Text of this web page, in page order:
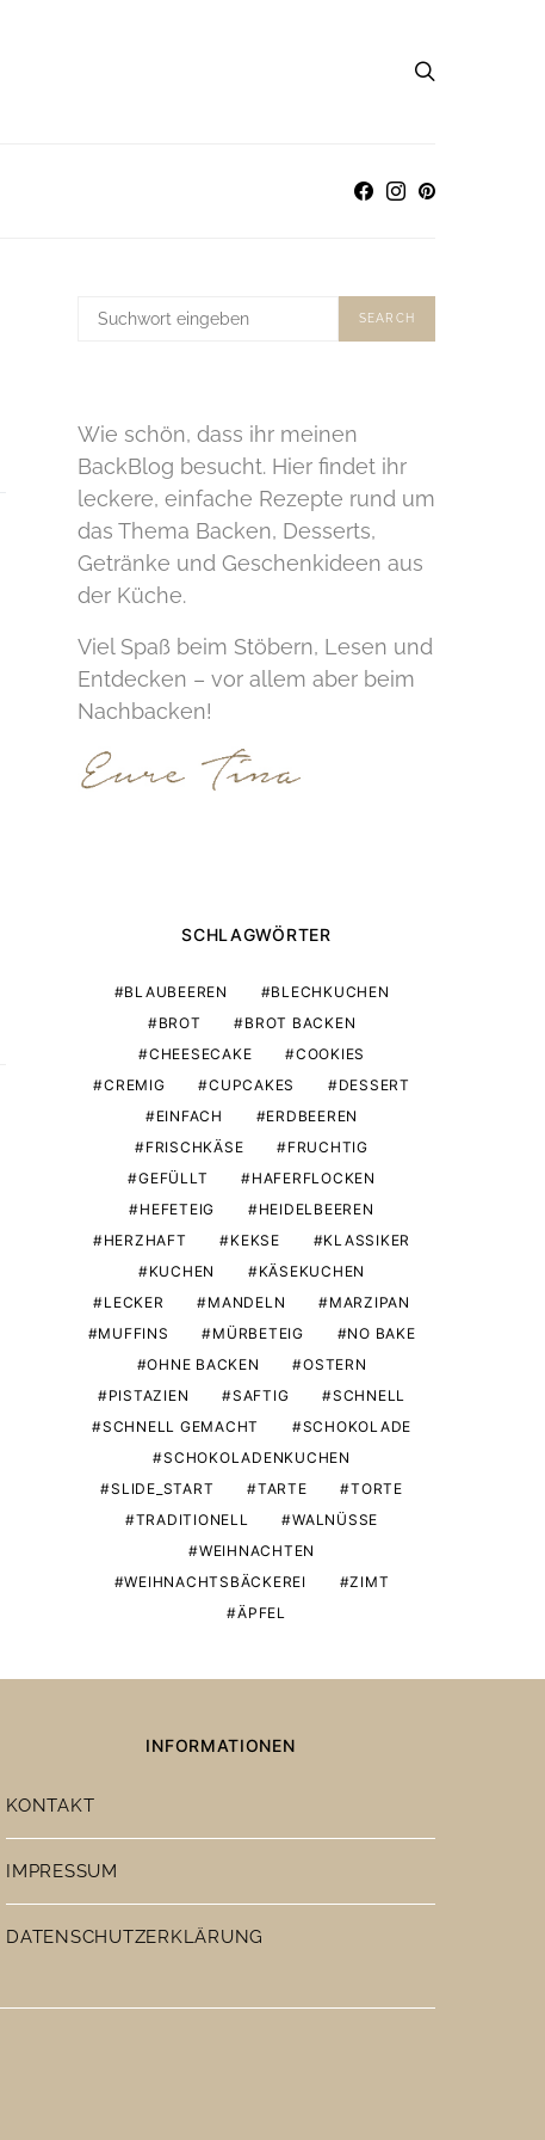
SUCHE
SEARCH
Wie schön, dass ihr meinen
BackBlog besucht. Hier findet ihr
leckere, einfache Rezepte rund um
das Thema Backen, Desserts,
Getränke und Geschenkideen aus
der Küche.
Viel Spaß beim Stöbern, Lesen und
Entdecken – vor allem aber beim
Nachbacken!
SCHLAGWÖRTER
BLAUBEEREN
BLECHKUCHEN
BROT
BROT BACKEN
CHEESECAKE
COOKIES
CREMIG
CUPCAKES
DESSERT
EINFACH
ERDBEEREN
FRISCHKÄSE
FRUCHTIG
GEFÜLLT
HAFERFLOCKEN
HEFETEIG
HEIDELBEEREN
HERZHAFT
KEKSE
KLASSIKER
KUCHEN
KÄSEKUCHEN
LECKER
MANDELN
MARZIPAN
MUFFINS
MÜRBETEIG
NO BAKE
OHNE BACKEN
OSTERN
PISTAZIEN
SAFTIG
SCHNELL
SCHNELL GEMACHT
SCHOKOLADE
SCHOKOLADENKUCHEN
SLIDE_START
TARTE
TORTE
TRADITIONELL
WALNÜSSE
WEIHNACHTEN
WEIHNACHTSBÄCKEREI
ZIMT
ÄPFEL
INFORMATIONEN
KONTAKT
IMPRESSUM
DATENSCHUTZERKLÄRUNG